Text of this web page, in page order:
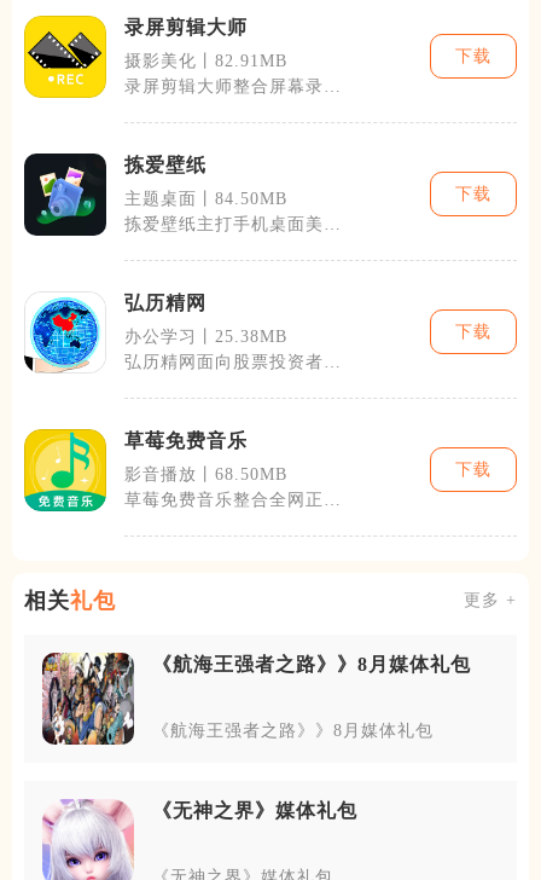
录屏剪辑大师
摄影美化丨82.91MB
录屏剪辑大师整合屏幕录制
下载
拣爱壁纸
主题桌面丨84.50MB
拣爱壁纸主打手机桌面美
下载
弘历精网
办公学习丨25.38MB
弘历精网面向股票投资者搭
下载
草莓免费音乐
影音播放丨68.50MB
草莓免费音乐整合全网正版
下载
相关礼包 更多 +
《航海王强者之路》》8月媒体礼包
《航海王强者之路》》8月媒体礼包
《无神之界》媒体礼包